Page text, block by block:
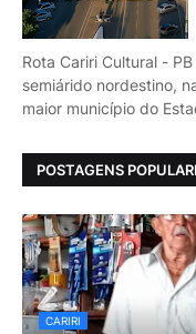
Rota Cariri Cultural -
semiárido nordestino,
maior município do
POSTAGENS
CARIRI